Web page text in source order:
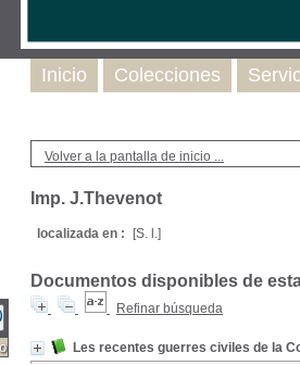
Volver a la pantalla de inicio ...
Imp. J.Thevenot
localizada en : [S. l.]
Documentos disponibles de
Refinar búsqueda
Les recentes guerres civiles de la
Inicio Colecciones